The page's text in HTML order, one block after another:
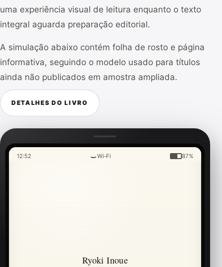
12:52 Wi‑Fi 87%
Ryoki Inoue
uma experiência visual de leitura enquanto o texto
integral aguarda preparação editorial.
A simulação abaixo contém folha de rosto e página
informativa, seguindo o modelo usado para títulos
ainda não publicados em amostra ampliada.
DETALHES DO LIVRO